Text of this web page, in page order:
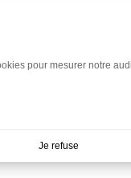
pour mesurer notre
Je refuse